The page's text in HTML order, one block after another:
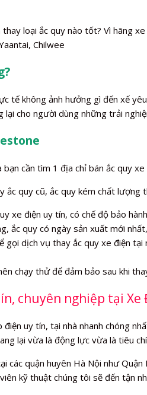
thay loại ắc quy nào tốt? Vì hãng
Chilwee
tế không ảnh hưởng gì đến xế
lại cho người dùng những trải
cần tìm 1 địa chỉ bán ắc quy xe
quy cũ, ắc quy kém chất lượng
xe điện uy tín, có chế độ bảo
ắc quy có ngày sản xuất mới
gọi dịch vụ thay ắc quy xe điện
chạy thử để đảm bảo sau khi
chuyên nghiệp tại Xe
uy tín, tại nhà nhanh chóng
lại vừa là động lực vừa là tiêu
quận huyên Hà Nội như
kỹ thuật chúng tôi sẽ đến tận